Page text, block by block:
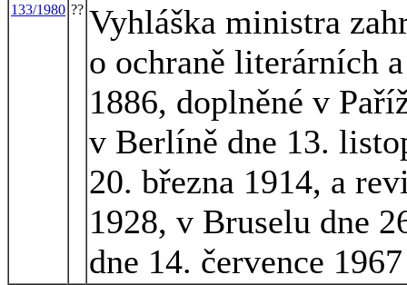
133/1980 ?? Vyhláška ministra
o ochraně literárních
1886, doplněné v
v Berlíně dne 13.
20. března 1914, a
1928, v Bruselu dne
dne 14. července